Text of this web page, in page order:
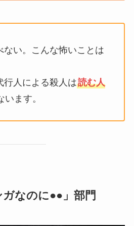
ない。こんな怖いことは
行人による殺人は読む人
います。
なのに●●」部門